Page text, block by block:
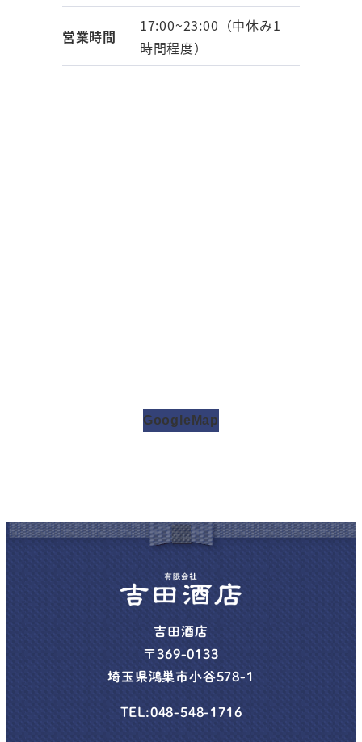
営業時間
17:00~23:00（中休み1
時間程度）
GoogleMap
吉田酒店
〒369-0133
埼玉県鴻巣市小谷578-1
TEL:048-548-1716